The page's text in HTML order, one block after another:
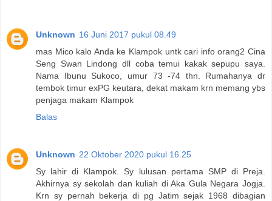
Unknown 16 Juni 2017 pukul 08.49
mas Mico kalo Anda ke Klampok untk cari info orang2 Cina
Seng Swan Lindong dll coba temui kakak sepupu saya.
Nama Ibunu Sukoco, umur 73 -74 thn. Rumahanya dr
tembok timur exPG keutara, dekat makam krn memang ybs
penjaga makam Klampok
Balas
Unknown 22 Oktober 2020 pukul 16.25
Sy lahir di Klampok. Sy lulusan pertama SMP di Preja.
Akhirnya sy sekolah dan kuliah di Aka Gula Negara Jogja.
Krn sy pernah bekerja di pg Jatim sejak 1968 dibagian